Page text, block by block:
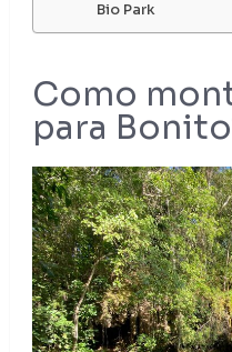
Bio Park
Como
para